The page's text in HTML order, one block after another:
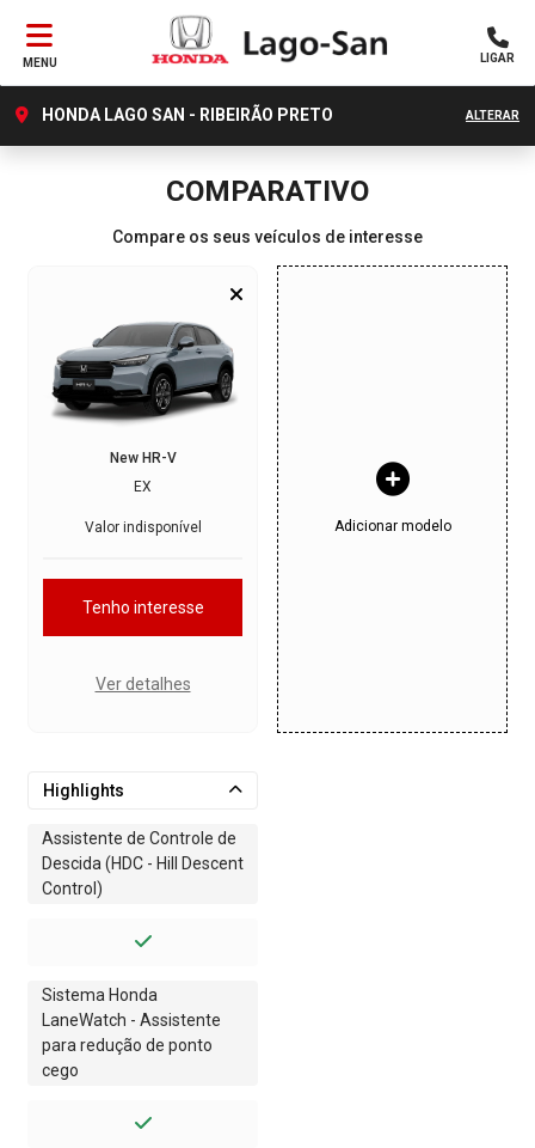
MENU LIGAR
HONDA LAGO SAN - RIBEIRÃO PRETO ALTERAR
COMPARATIVO
Compare os seus veículos de interesse
New HR-V
EX
Valor indisponível
Tenho interesse
Ver detalhes
Adicionar modelo
Highlights
Assistente de Controle de
Descida (HDC - Hill Descent
Control)
Sistema Honda
LaneWatch - Assistente
para redução de ponto
cego